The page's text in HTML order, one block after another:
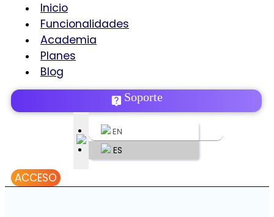
Inicio
Funcionalidades
Academia
Planes
Blog
Soporte
EN
ES
ACCESO